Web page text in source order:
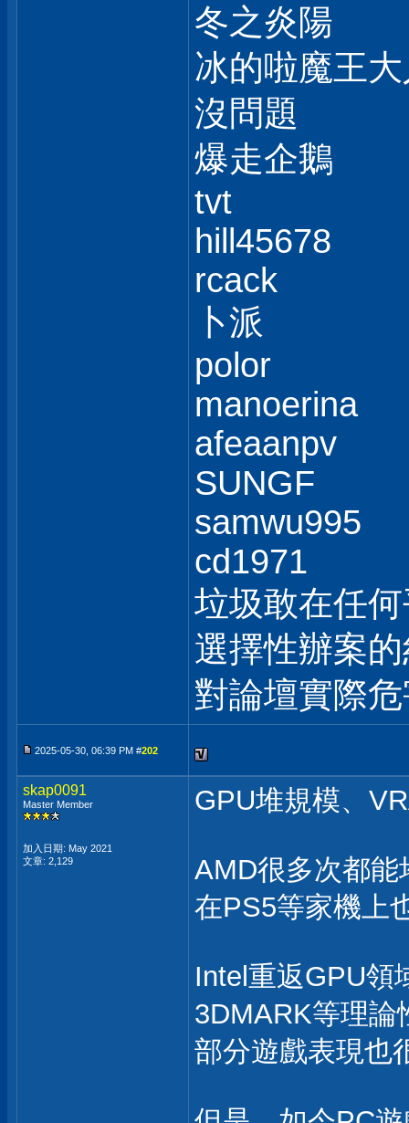
冬之炎陽
冰的啦魔王
沒問題
爆走企鵝
tvt
hill45678
rcack
卜派
polor
manoerina
afeaanpv
SUNGF
samwu995
cd1971
垃圾敢在任
選擇性辦案
對論壇實際
2025-05-30, 06:39 PM #202
skap0091
Master Member
加入日期: May 2021
文章: 2,129
GPU堆規模、
AMD很多次都
在PS5等家機上
Intel重返GPU領
3DMARK等理論
部分遊戲表現也